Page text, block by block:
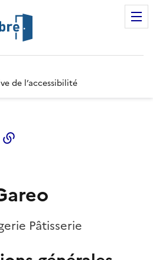
de l’accessibilité
Twitter)
Pâtisserie